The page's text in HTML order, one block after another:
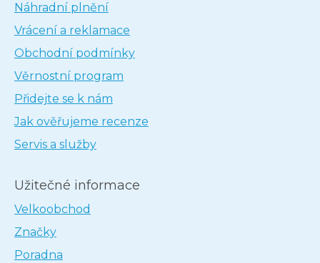
Náhradní plnění
Vrácení a reklamace
Obchodní podmínky
Věrnostní program
Přidejte se k nám
Jak ověřujeme recenze
Servis a služby
Užitečné informace
Velkoobchod
Značky
Poradna